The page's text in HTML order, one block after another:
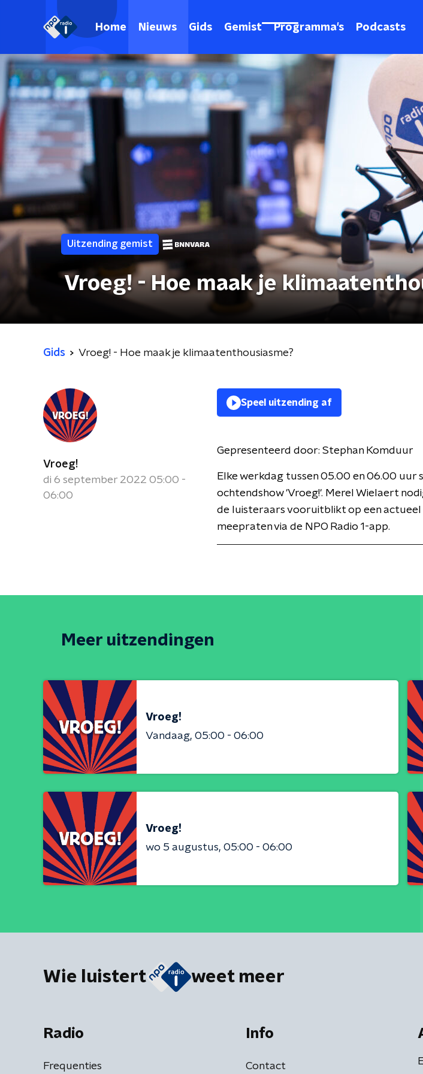
Home Nieuws Gids Gemist Programma's Podcasts
Uitzending gemist
Vroeg! - Hoe maak je
Gids Vroeg! - Hoe maak je klimaatenthousiasme?
Vroeg!
di 6 september 2022 05:00 -
06:00
Speel uitzending af
Gepresenteerd door: Stephan Komduur
Elke werkdag tussen 05.00 en 06.00 uur
ochtendshow 'Vroeg!'. Merel Wielaert
de luisteraars vooruitblikt op een
meepraten via de NPO Radio 1-app.
Meer uitzendingen
Vroeg!
Vandaag 05:00 - 06:00
Vroeg!
wo 5 augustus 05:00 - 06:00
Wie luistert weet meer
Radio
Frequenties
Info
Contact